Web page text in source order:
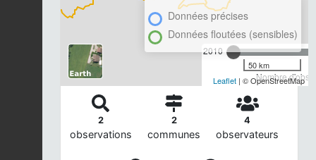
2010
Nombre
Données précises
Données floutées (sensibles)
50 km
Leaflet | © OpenStreetMap
2
observations
2
communes
4
observateurs